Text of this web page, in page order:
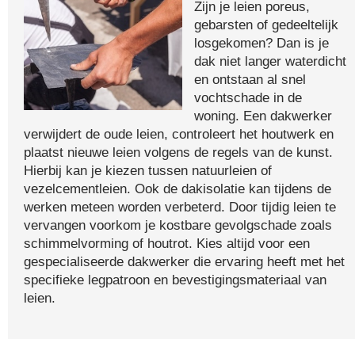
Zijn je leien poreus,
gebarsten of gedeeltelijk
losgekomen? Dan is je
dak niet langer waterdicht
en ontstaan al snel
vochtschade in de
woning. Een dakwerker
verwijdert de oude leien, controleert het houtwerk en
plaatst nieuwe leien volgens de regels van de kunst.
Hierbij kan je kiezen tussen natuurleien of
vezelcementleien. Ook de dakisolatie kan tijdens de
werken meteen worden verbeterd. Door tijdig leien te
vervangen voorkom je kostbare gevolgschade zoals
schimmelvorming of houtrot. Kies altijd voor een
gespecialiseerde dakwerker die ervaring heeft met het
specifieke legpatroon en bevestigingsmateriaal van
leien.